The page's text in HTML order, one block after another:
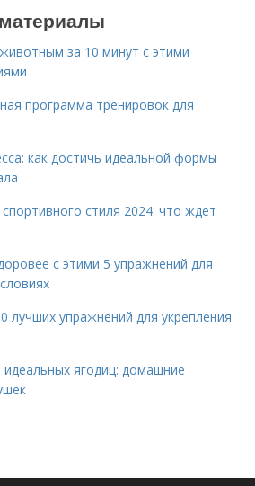
за 10 минут с этими
программа тренировок для
как достичь идеальной формы
стиля 2024: что ждет
с этими 5 упражнений для
лучших упражнений для укрепления
ягодиц: домашние